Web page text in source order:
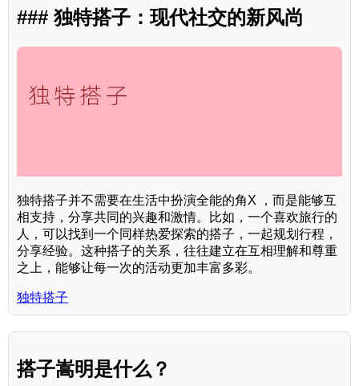
### 独特搭子：现代社交的新风尚
独特搭子并不需要在生活中扮演全能的角X ，而是能够互
相支持，分享共同的兴趣和激情。比如，一个喜欢旅行的
人，可以找到一个同样热爱探索的搭子，一起规划行程，
分享经验。这种搭子的关系，往往建立在互相理解和尊重
之上，能够让每一次的活动更加丰富多彩。
独特搭子
搭子嵩明是什么？